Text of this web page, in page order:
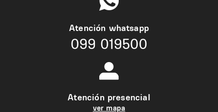
Atención whatsapp
099 019500
Atención presencial
ver mapa